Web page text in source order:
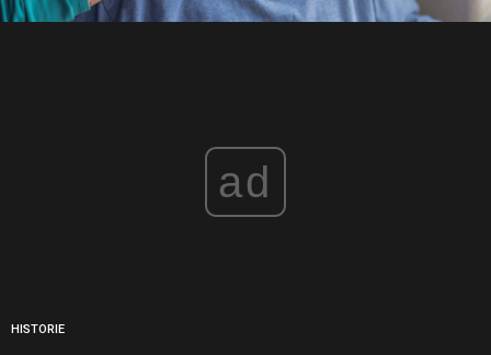
ad
HISTORIE